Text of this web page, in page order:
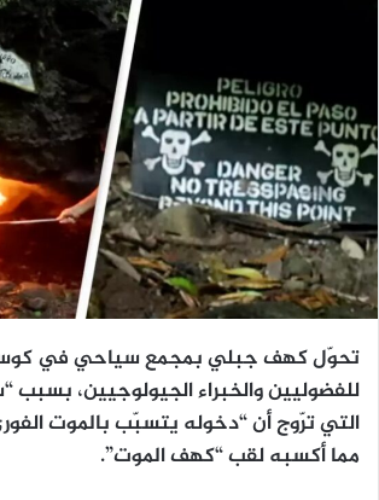
تحوّل كهف جبلي بمجمع سياحي في
للفضوليين والخبراء الجيولوجيين، بسبب
التي ترّوج أن “دخوله يتسبّب بالموت
مما أكسبه لقب “كهف الموت”.